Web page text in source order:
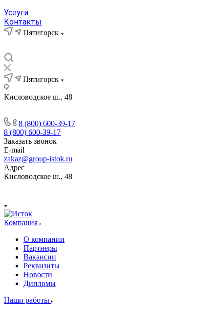
Услуги
Контакты
Пятигорск
Пятигорск
Кисловодское ш., 48
8 (800) 600-39-17
8 (800) 600-39-17
Заказать звонок
E-mail
zakaz@group-istok.ru
Адрес
Кисловодское ш., 48
Компания
О компании
Партнеры
Вакансии
Реквизиты
Новости
Дипломы
Наши работы